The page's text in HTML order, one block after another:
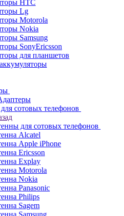
HTC
Lg
Motorola
Nokia
Samsung
SonyEricsson
для планшетов
сотовых телефонов
для сотовых телефонов
Alcatel
Apple iPhone
Ericsson
Explay
Motorola
Nokia
Panasonic
Philips
Sagem
Samsung